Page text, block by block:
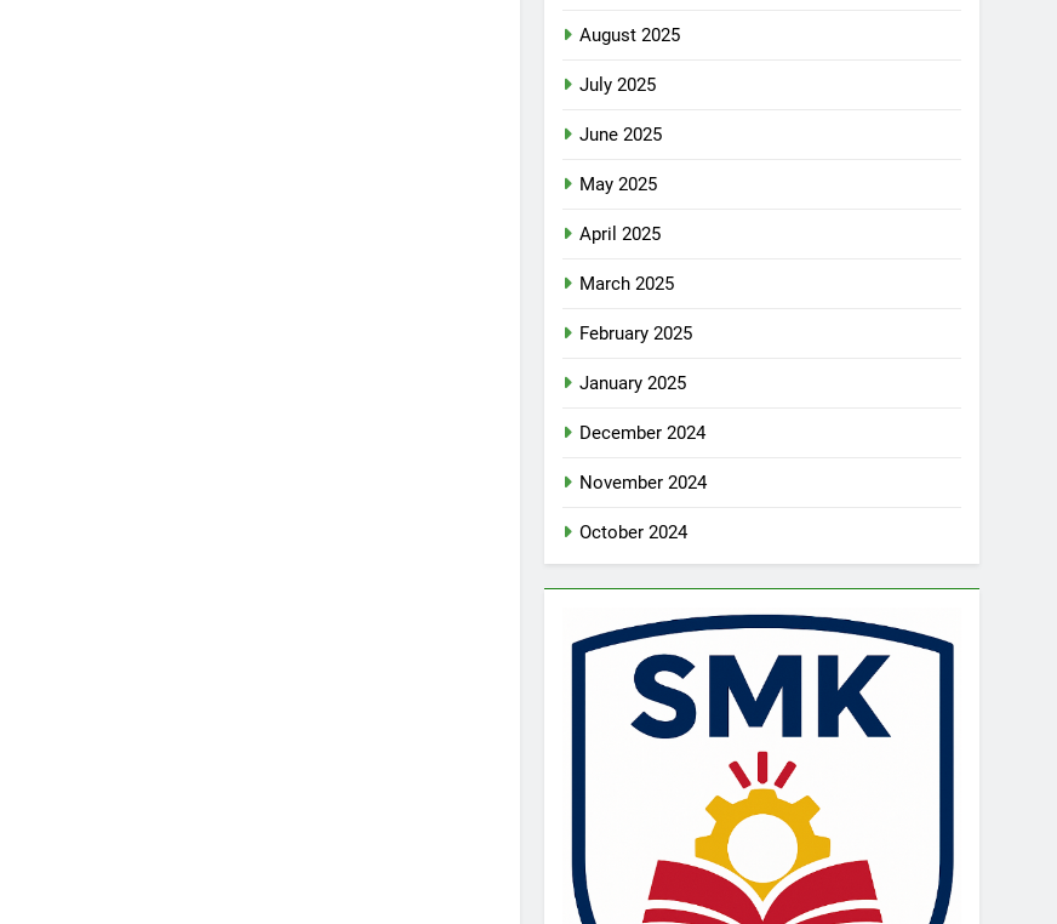
August 2025
July 2025
June 2025
May 2025
April 2025
March 2025
February 2025
January 2025
December 2024
November 2024
October 2024